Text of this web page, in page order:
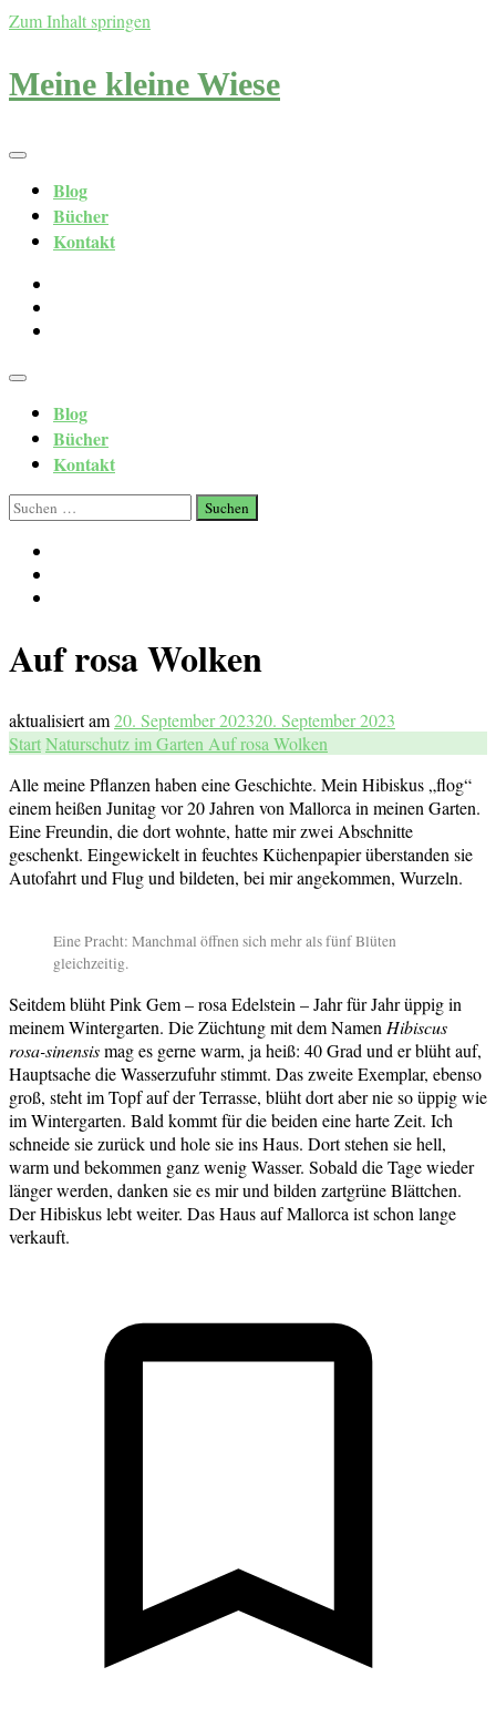
Zum Inhalt springen
Meine kleine Wiese
Blog
Bücher
Kontakt
Blog
Bücher
Kontakt
Suchen
nach:
Auf rosa Wolken
aktualisiert am20. September 202320. September 2023
StartNaturschutz im Garten Auf rosa Wolken
Alle meine Pflanzen haben eine Geschichte. Mein Hibiskus „flog“
einem heißen Junitag vor 20 Jahren von Mallorca in meinen Garten.
Eine Freundin, die dort wohnte, hatte mir zwei Abschnitte
geschenkt. Eingewickelt in feuchtes Küchenpapier überstanden sie
Autofahrt und Flug und bildeten, bei mir angekommen, Wurzeln.
Eine Pracht: Manchmal öffnen sich mehr als fünf Blüten
gleichzeitig.
Seitdem blüht Pink Gem – rosa Edelstein – Jahr für Jahr üppig in
meinem Wintergarten. Die Züchtung mit dem Namen Hibiscus
rosa-sinensismag es gerne warm, ja heiß: 40 Grad und er blüht auf,
Hauptsache die Wasserzufuhr stimmt. Das zweite Exemplar, ebenso
groß, steht im Topf auf der Terrasse, blüht dort aber nie so üppig wie
im Wintergarten. Bald kommt für die beiden eine harte Zeit. Ich
schneide sie zurück und hole sie ins Haus. Dort stehen sie hell,
warm und bekommen ganz wenig Wasser. Sobald die Tage wieder
länger werden, danken sie es mir und bilden zartgrüne Blättchen.
Der Hibiskus lebt weiter. Das Haus auf Mallorca ist schon lange
verkauft.